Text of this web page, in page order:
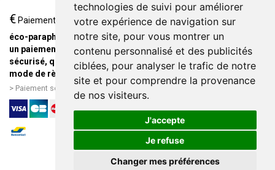
technologies de suivi pour améliorer
votre expérience de navigation sur
notre site, pour vous montrer un
contenu personnalisé et des publicités
ciblées, pour analyser le trafic de notre
site et pour comprendre la provenance
de nos visiteurs.
J'accepte
Je refuse
Changer mes préférences
€ Paiement
éco-parapharmacie.fr offre
un paiement entièrement
sécurisé, quel que soit le
mode de règlement
Paiement sécurisé et simple
Livraison / Point retrait
Commandez en ligne et
recevez votre commande
rapidement chez vous ou en
point retrait
Livraison chez vous ou en